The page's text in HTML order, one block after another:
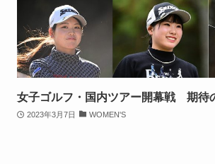
女子ゴルフ・国内ツアー開幕戦 期待
2023年3月7日 WOMEN'S